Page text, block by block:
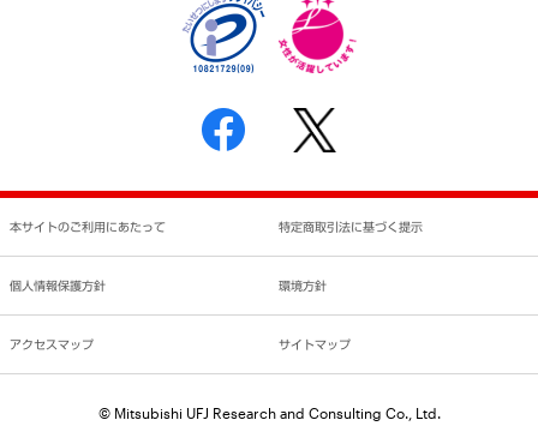
反社会的勢力に対する基本方針
書面による個人情報の開示等の請求の手続きについて
本サイトのご利用にあたって 特定商取引法に基づく提示
個人情報保護方針 環境方針
アクセスマップ サイトマップ
© Mitsubishi UFJ Research and Consulting Co., Ltd.